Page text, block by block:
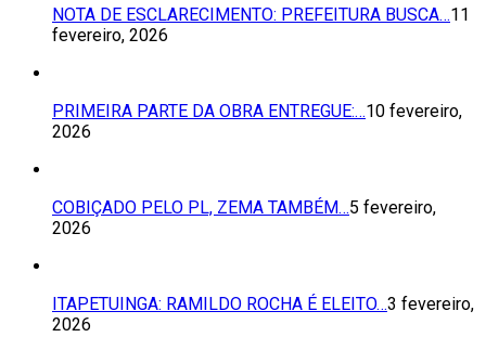
NOTA DE ESCLARECIMENTO: PREFEITURA BUSCA…11
fevereiro, 2026
PRIMEIRA PARTE DA OBRA ENTREGUE:…10 fevereiro,
2026
COBIÇADO PELO PL, ZEMA TAMBÉM…5 fevereiro,
2026
ITAPETUINGA: RAMILDO ROCHA É ELEITO…3 fevereiro,
2026